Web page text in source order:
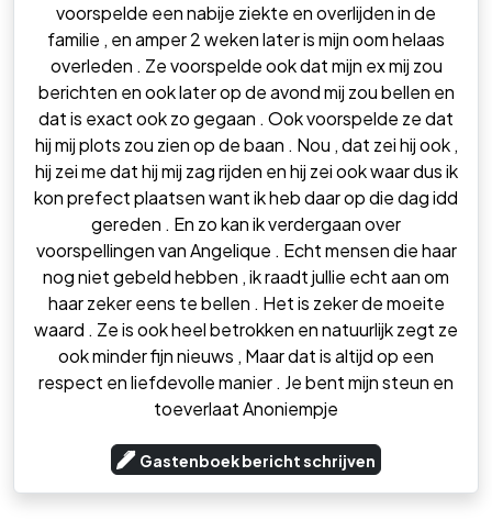
voorspelde een nabije ziekte en overlijden in de
familie , en amper 2 weken later is mijn oom helaas
overleden . Ze voorspelde ook dat mijn ex mij zou
berichten en ook later op de avond mij zou bellen en
dat is exact ook zo gegaan . Ook voorspelde ze dat
hij mij plots zou zien op de baan . Nou , dat zei hij ook ,
hij zei me dat hij mij zag rijden en hij zei ook waar dus ik
kon prefect plaatsen want ik heb daar op die dag idd
gereden . En zo kan ik verdergaan over
voorspellingen van Angelique . Echt mensen die haar
nog niet gebeld hebben , ik raadt jullie echt aan om
haar zeker eens te bellen . Het is zeker de moeite
waard . Ze is ook heel betrokken en natuurlijk zegt ze
ook minder fijn nieuws , Maar dat is altijd op een
respect en liefdevolle manier . Je bent mijn steun en
toeverlaat Anoniempje
Gastenboek bericht schrijven